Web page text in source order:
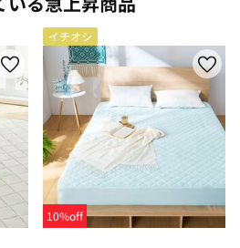
イチオシ
10%off